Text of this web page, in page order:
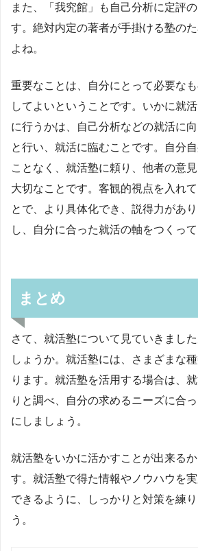
また、「我究館」も自己分析に定評
す。絶対内定の著者が手掛ける塾の
よね。
重要なことは、自分にとって必要な
してよいということです。いかに就
に行うかは、自己分析などの就活に
と行い、就活に臨むことです。自分
ことなく、就活塾に頼り、他者の意
大切なことです。客観的視点を入れ
とで、より具体化でき、説得力があ
し、自分に合った就活の軸をつくって
まとめ
さて、就活塾について見ていきまし
しょうか。就活塾には、さまざまな
ります。就活塾を活用する場合は、
りと調べ、自分の求めるニーズに合
にしましょう。
就活塾をいかに活かすことが出来る
す。就活塾で得た情報やノウハウを
できるように、しっかりと対策を練
う。